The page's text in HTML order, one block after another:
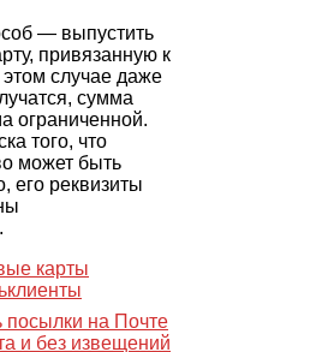
— выпустить
привязанную к
случае даже
сумма
ограниченной.
того, что
может быть
его реквизиты
карты
клиенты
посылки на Почте
и без извещений